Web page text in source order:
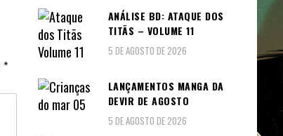
*
ANÁLISE BD: ATAQUE DOS
TITÃS – VOLUME 11
5 DE AGOSTO DE 2026
LANÇAMENTOS MANGA DA
DEVIR DE AGOSTO
5 DE AGOSTO DE 2026